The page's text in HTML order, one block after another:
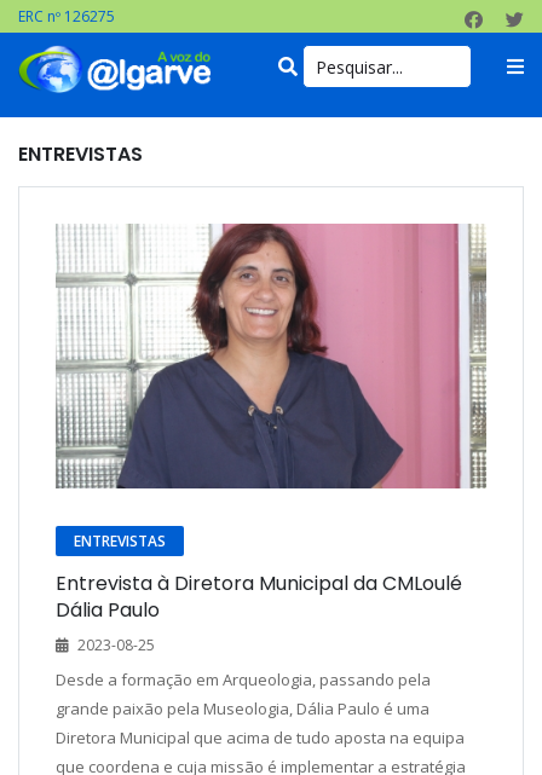
ERC nº 126275
ENTREVISTAS
ENTREVISTAS
Entrevista à Diretora Municipal da CMLoulé
Dália Paulo
2023-08-25
Desde a formação em Arqueologia, passando pela
grande paixão pela Museologia, Dália Paulo é uma
Diretora Municipal que acima de tudo aposta na equipa
que coordena e cuja missão é implementar a estratégia